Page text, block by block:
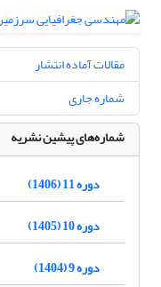
مقالات آماده انتشار
شماره جاری
شماره‌های پیشین نشریه
دوره 11 (1406)
دوره 10 (1405)
دوره 9 (1404)